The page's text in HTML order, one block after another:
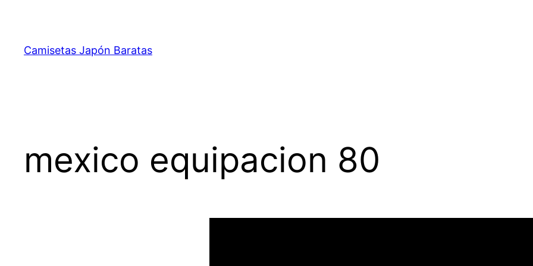
contenido
Camisetas Japón Baratas
mexico equipacion 80